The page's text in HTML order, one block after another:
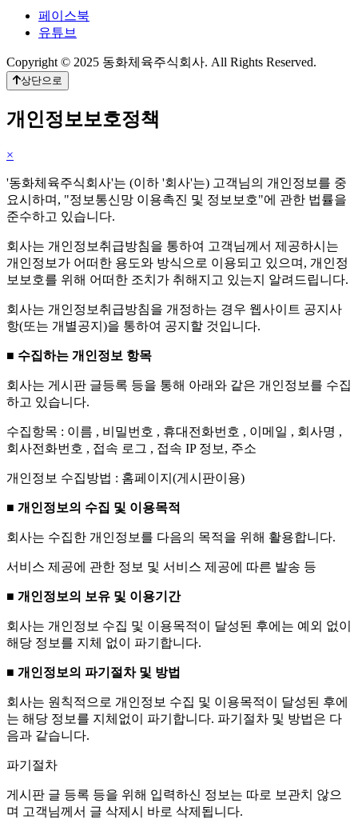
페이스북
유튜브
Copyright © 2025 동화체육주식회사. All Rights Reserved.
상단으로
개인정보보호정책
×
'동화체육주식회사'는 (이하 '회사'는) 고객님의 개인정보를 중
요시하며, "정보통신망 이용촉진 및 정보보호"에 관한 법률을
준수하고 있습니다.
회사는 개인정보취급방침을 통하여 고객님께서 제공하시는
개인정보가 어떠한 용도와 방식으로 이용되고 있으며, 개인정
보보호를 위해 어떠한 조치가 취해지고 있는지 알려드립니다.
회사는 개인정보취급방침을 개정하는 경우 웹사이트 공지사
항(또는 개별공지)을 통하여 공지할 것입니다.
■ 수집하는 개인정보 항목
회사는 게시판 글등록 등을 통해 아래와 같은 개인정보를 수집
하고 있습니다.
수집항목 : 이름 , 비밀번호 , 휴대전화번호 , 이메일 , 회사명 ,
회사전화번호 , 접속 로그 , 접속 IP 정보, 주소
개인정보 수집방법 : 홈페이지(게시판이용)
■ 개인정보의 수집 및 이용목적
회사는 수집한 개인정보를 다음의 목적을 위해 활용합니다.
서비스 제공에 관한 정보 및 서비스 제공에 따른 발송 등
■ 개인정보의 보유 및 이용기간
회사는 개인정보 수집 및 이용목적이 달성된 후에는 예외 없이
해당 정보를 지체 없이 파기합니다.
■ 개인정보의 파기절차 및 방법
회사는 원칙적으로 개인정보 수집 및 이용목적이 달성된 후에
는 해당 정보를 지체없이 파기합니다. 파기절차 및 방법은 다
음과 같습니다.
파기절차
게시판 글 등록 등을 위해 입력하신 정보는 따로 보관치 않으
며 고객님께서 글 삭제시 바로 삭제됩니다.